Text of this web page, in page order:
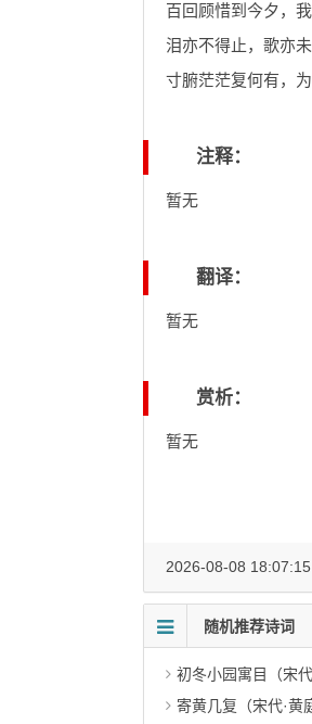
百回顾惜到今夕，
泪亦不得止，歌亦
寸腑茫茫复何有，
注释：
暂无
翻译：
暂无
赏析：
暂无
2026-08-08 18:07:15
随机推荐诗词
初冬小园寓目（宋代
寄黄几复（宋代·黄